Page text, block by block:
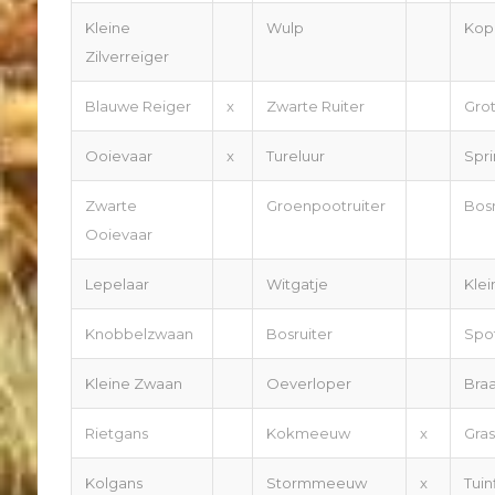
Kleine
Zilverreiger
Wulp
Blauwe Reiger x Zwarte Ruiter
Ooievaar x Tureluur
Zwarte
Ooievaar
Groenpootruiter
Lepelaar Witgatje
Knobbelzwaan Bosruiter
Kleine Zwaan Oeverloper
Rietgans Kokmeeuw x
Kolgans Stormmeeuw x